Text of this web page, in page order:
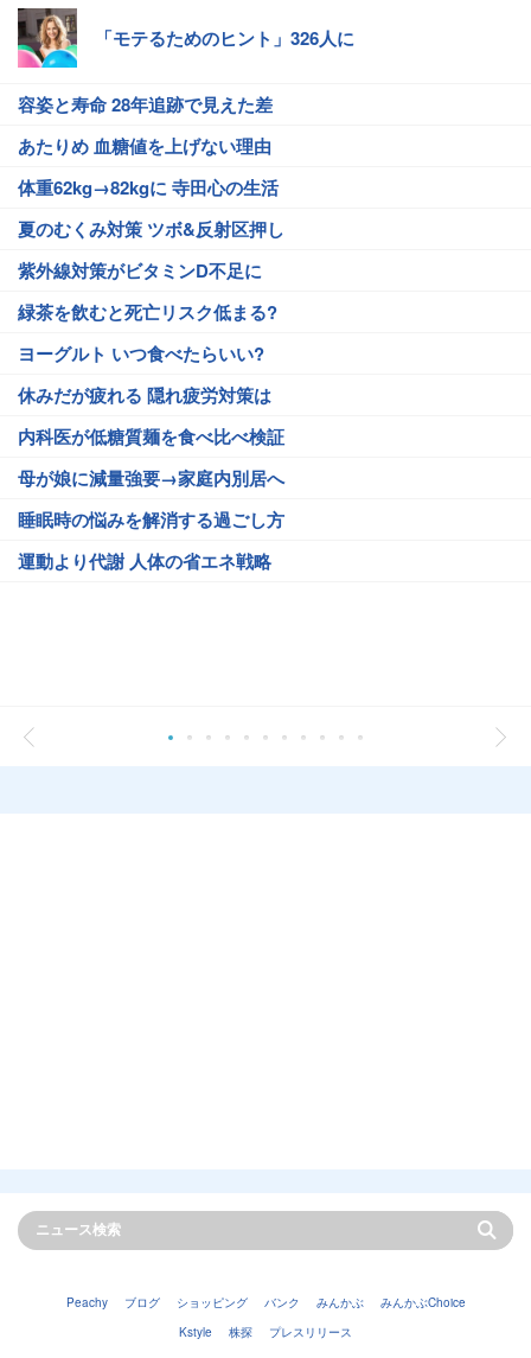
「モテるためのヒント」326人に
容姿と寿命 28年追跡で見えた差
あたりめ 血糖値を上げない理由
体重62kg→82kgに 寺田心の生活
夏のむくみ対策 ツボ&反射区押し
紫外線対策がビタミンD不足に
緑茶を飲むと死亡リスク低まる?
ヨーグルト いつ食べたらいい?
休みだが疲れる 隠れ疲労対策は
内科医が低糖質麺を食べ比べ検証
母が娘に減量強要→家庭内別居へ
睡眠時の悩みを解消する過ごし方
運動より代謝 人体の省エネ戦略
Peachy ブログ ショッピング バンク みんかぶ
みんかぶChoice
Kstyle
株探 プレスリリース